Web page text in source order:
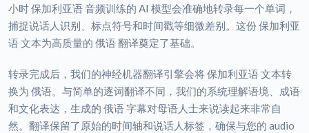
小时 保加利亚语 音频训练的 AI 模型会准确地转录每一个单词，
捕捉说话人识别、标点符号和时间戳等细微差别。这份 保加利亚
语 文本为高质量的 俄语 翻译奠定了基础。
转录完成后，我们的神经机器翻译引擎会将 保加利亚语 文本转
换为 俄语。与简单的逐词翻译不同，我们的系统理解语境、成语
和文化表达，生成的 俄语 字幕对母语人士来说读起来非常自
然。翻译保留了原始的时间轴和说话人标签，确保与您的 audio